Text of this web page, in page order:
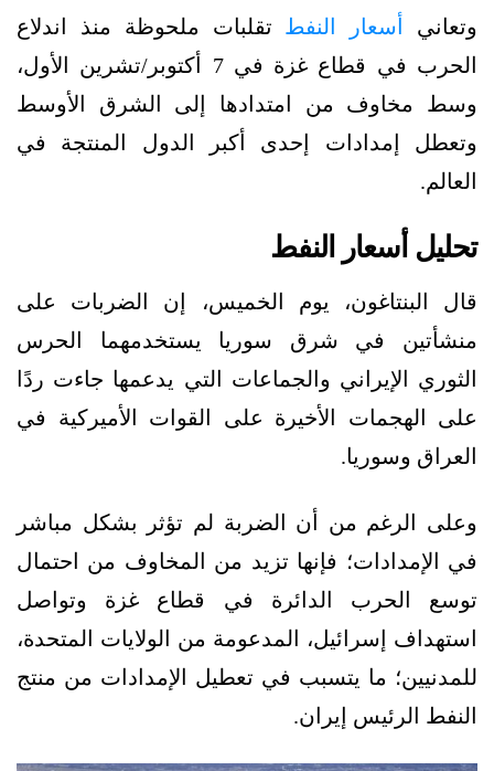
وتعاني أسعار النفط تقلبات ملحوظة منذ اندلاع
الحرب في قطاع غزة في 7 أكتوبر/تشرين الأول،
وسط مخاوف من امتدادها إلى الشرق الأوسط
وتعطل إمدادات إحدى أكبر الدول المنتجة في
العالم.
تحليل أسعار النفط
قال البنتاغون، يوم الخميس، إن الضربات على
منشأتين في شرق سوريا يستخدمهما الحرس
الثوري الإيراني والجماعات التي يدعمها جاءت ردًا
على الهجمات الأخيرة على القوات الأميركية في
العراق وسوريا.
وعلى الرغم من أن الضربة لم تؤثر بشكل مباشر
في الإمدادات؛ فإنها تزيد من المخاوف من احتمال
توسع الحرب الدائرة في قطاع غزة وتواصل
استهداف إسرائيل، المدعومة من الولايات المتحدة،
للمدنيين؛ ما يتسبب في تعطيل الإمدادات من منتج
النفط الرئيس إيران.